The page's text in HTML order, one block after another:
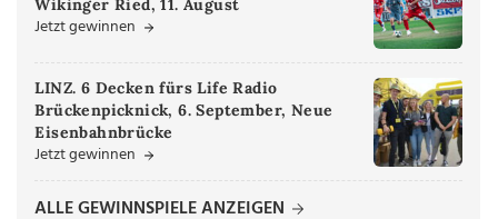
Wikinger Ried, 11. August
Jetzt gewinnen
LINZ. 6 Decken fürs Life Radio
Brückenpicknick, 6. September, Neue
Eisenbahnbrücke
Jetzt gewinnen
ALLE GEWINNSPIELE ANZEIGEN